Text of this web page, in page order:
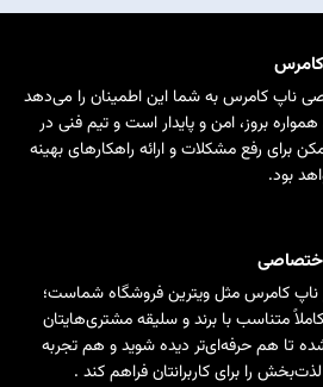
کامرس
ناپ کامرس به شما این اطمینان را می‌دهد
بروز، امن و پایدار است و تیم فنی در
برای رفع مشکلات و ارائه راهکارهای بهینه
بود.
ناپ کامرس مثل ویترین فروشگاه شماست؛
متناسب با برند و سلیقه مشتری‌هایتان
تا هم حرفه‌ای‌تر دیده شوید و هم تجربه
را برای کاربرانتان فراهم کند .